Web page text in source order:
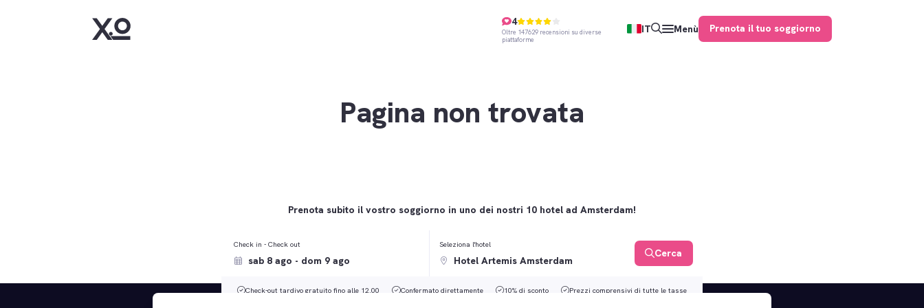
4
Oltre 147629 recensioni su diverse
piattaforme
IT Menù Prenota il tuo soggiorno
Pagina non trovata
Prenota subito il vostro soggiorno in uno dei nostri 10 hotel ad Amsterdam!
Check in - Check out Seleziona l'hotel
Cerca
Check-out tardivo gratuito fino alle 12.00 Confermato direttamente 10% di sconto Prezzi comprensivi di tutte le tasse